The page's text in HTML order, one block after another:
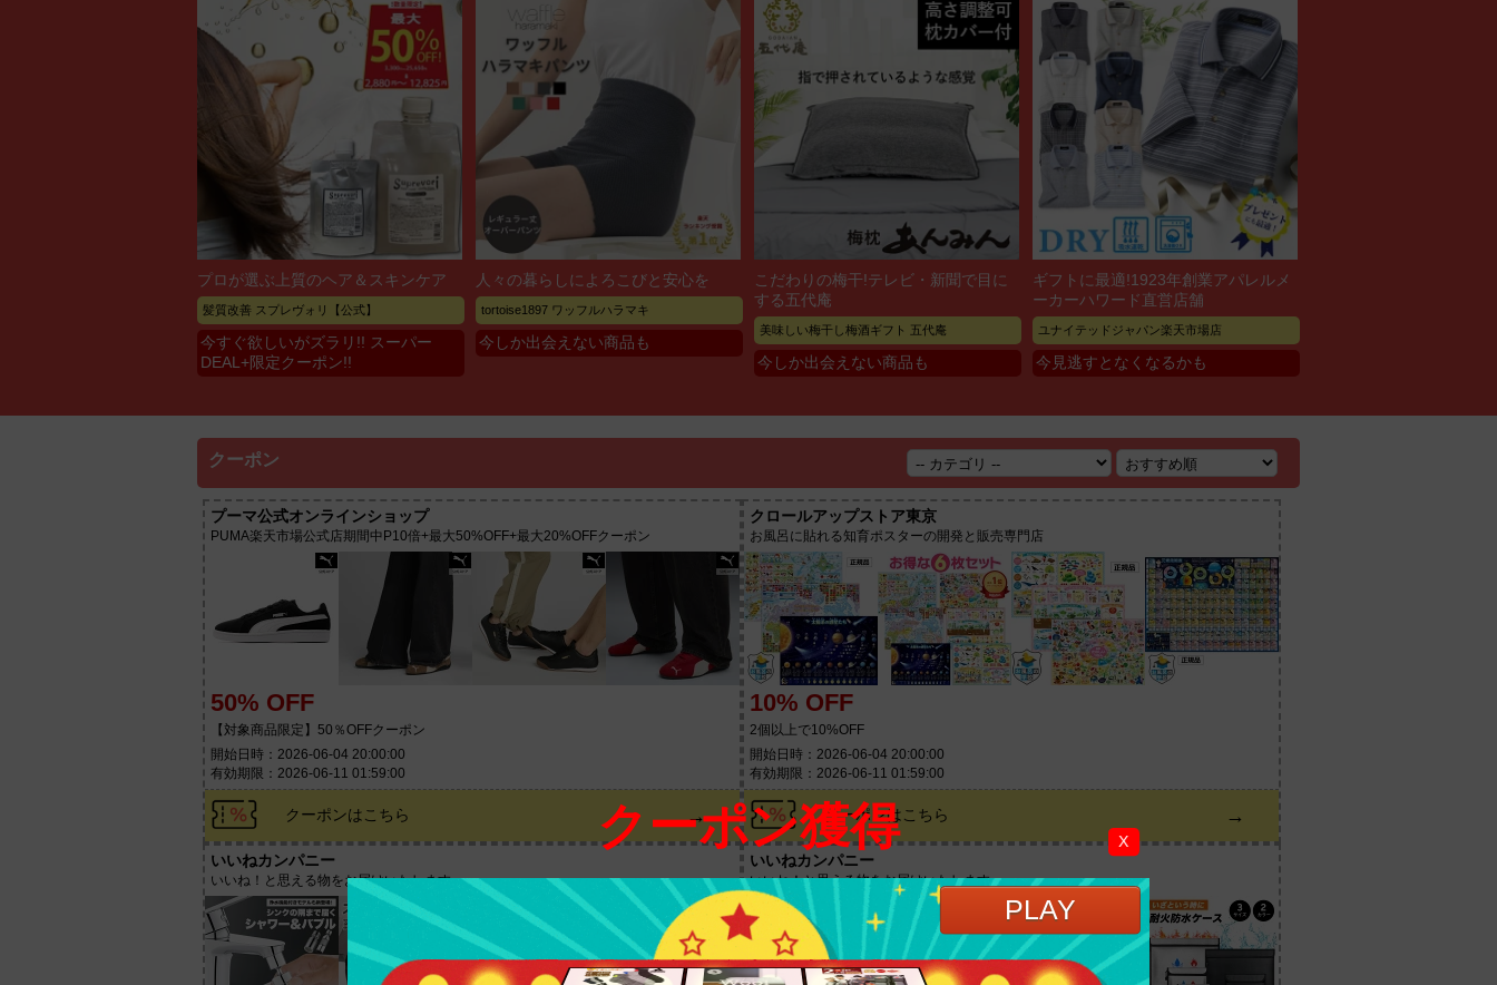
クーポン獲得 X
プロが選ぶ上質のヘア＆スキンケア
髪質改善 スプレヴォリ【公式】
今すぐ欲しいがズラリ!! スーパー
DEAL+限定クーポン!!
人々の暮らしによろこびと安心を
tortoise1897 ワッフルハラマキ
今しか出会えない商品も
こだわりの梅干!テレビ・新聞で目に
する五代庵
美味しい梅干し梅酒ギフト 五代庵
今しか出会えない商品も
ギフトに最適!1923年創業アパレルメ
ーカーハワード直営店舗
ユナイテッドジャパン楽天市場店
今見逃すとなくなるかも
クーポン
プーマ公式オンラインショップ
PUMA楽天市場公式店期間中P10倍+最大50%OFF+最大20%OFFクーポン
50% OFF
【対象商品限定】50％OFFクーポン
開始日時：2026-06-04 20:00:00
有効期限：2026-06-11 01:59:00
クーポンはこちら →
クロールアップストア東京
お風呂に貼れる知育ポスターの開発と販売専門店
10% OFF
2個以上で10%OFF
開始日時：2026-06-04 20:00:00
有効期限：2026-06-11 01:59:00
クーポンはこちら →
いいねカンパニー
いいね！と思える物をお届けいたします。
いいねカンパニー
いいね！と思える物をお届けいたします。